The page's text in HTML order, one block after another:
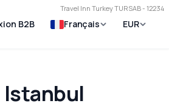
Travel Inn Turkey TURSAB - 12234
B2B Français EUR
Istanbul